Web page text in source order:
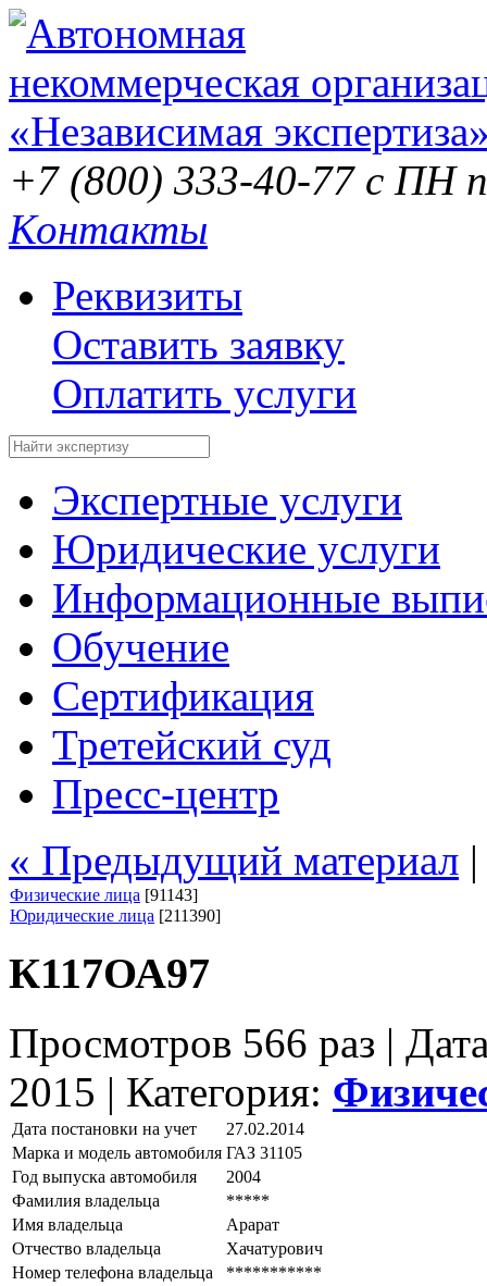
+7 (800) 333-40-77 с ПН
Контакты
Реквизиты
Оставить заявку
Оплатить услуги
Экспертные услуги
Юридические услуги
Информационные
Обучение
Сертификация
Третейский суд
Пресс-центр
« Предыдущий материал
Физические лица [91143]
Юридические лица [211390]
К117ОА97
Просмотров 566 раз |
2015 | Категория:
Дата постановки на учет
27.02.2014
Марка и модель автомобиля ГАЗ 31105
Год выпуска автомобиля
2004
Фамилия владельца
*****
Имя владельца
Арарат
Отчество владельца
Хачатурович
Номер телефона владельца
***********